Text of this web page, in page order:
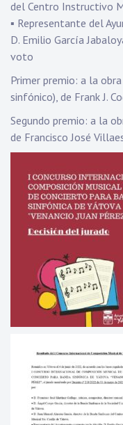
del Centro Instructivo
▪️ Representante del
D. Emilio García
voto
Primer premio: a la
sinfónico), de Frank J.
Segundo premio: a la
de Francisco José